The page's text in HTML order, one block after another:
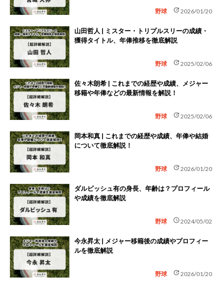
野球 update2026/01/20
山田哲人 | ミスター・トリプルスリーの成績・
獲得タイトル、年俸推移を徹底解説
野球 update2025/02/06
佐々木朗希 | これまでの経歴や成績、メジャー
移籍や年俸などの最新情報を解説！
野球 update2025/02/06
岡本和真 | これまでの経歴や成績、年俸や結婚
について徹底解説！
野球 update2026/01/20
ダルビッシュ有の身長、年齢は？プロフィール
や成績を徹底解説
野球 schedule2024/05/02
今永昇太 | メジャー移籍後の成績やプロフィー
ルを徹底解説
野球 update2026/01/20